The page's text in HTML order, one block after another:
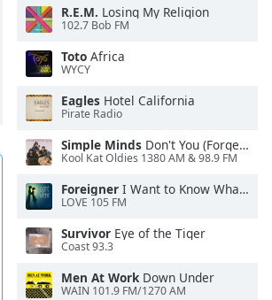
R.E.M. Losing My Religion
102.7 Bob FM
Toto Africa
WYCY
Eagles Hotel California
Pirate Radio
Simple Minds Don't You (Forget About Me)
Kool Kat Oldies 1380 AM & 98.9 FM
Foreigner I Want to Know What Love Is
LOVE 105 FM
Survivor Eye of the Tiger
Coast 93.3
Men At WorkDown Under
WAIN 101.9 FM/1270 AM